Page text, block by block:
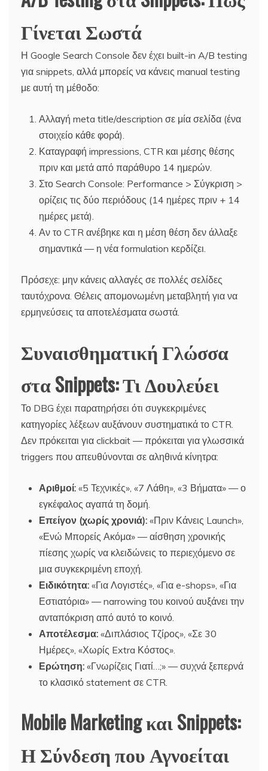
Γίνεται Σωστά
Η Google Search Console δεν έχει built-in A/B testing
για snippets, αλλά μπορείς να κάνεις manual testing
με αυτή τη μέθοδο:
Αλλαγή meta title/description σε μία σελίδα (ένα
στοιχείο κάθε φορά).
Καταγραφή impressions, CTR και μέσης θέσης
πριν και μετά από παράθυρο 14 ημερών.
Στο Search Console: Performance > Σύγκριση >
ορίζεις τις δύο περιόδους (14 ημέρες πριν + 14
ημέρες μετά).
Αν το CTR ανέβηκε και η μέση θέση δεν άλλαξε
σημαντικά — η νέα formulation κερδίζει.
Πρόσεχε: μην κάνεις αλλαγές σε πολλές σελίδες
ταυτόχρονα. Θέλεις απομονωμένη μεταβλητή για να
ερμηνεύσεις τα αποτελέσματα σωστά.
Συναισθηματική Γλώσσα
στα Snippets: Τι Δουλεύει
Το DBG έχει παρατηρήσει ότι συγκεκριμένες
κατηγορίες λέξεων αυξάνουν συστηματικά το CTR.
Δεν πρόκειται για clickbait — πρόκειται για γλωσσικά
triggers που απευθύνονται σε αληθινά κίνητρα:
Αριθμοί: «5 Τεχνικές», «7 Λάθη», «3 Βήματα» — ο
εγκέφαλος αγαπά τη δομή.
Επείγον (χωρίς χρονιά): «Πριν Κάνεις Launch»,
«Ενώ Μπορείς Ακόμα» — αίσθηση χρονικής
πίεσης χωρίς να κλειδώνεις το περιεχόμενο σε
μια συγκεκριμένη εποχή.
Ειδικότητα: «Για Λογιστές», «Για e-shops», «Για
Εστιατόρια» — narrowing του κοινού αυξάνει την
ανταπόκριση από αυτό το κοινό.
Αποτέλεσμα: «Διπλάσιος Τζίρος», «Σε 30
Ημέρες», «Χωρίς Extra Κόστος».
Ερώτηση: «Γνωρίζεις Γιατί…;» — συχνά ξεπερνά
το κλασικό statement σε CTR.
Mobile Marketing και Snippets:
Η Σύνδεση που Αγνοείται